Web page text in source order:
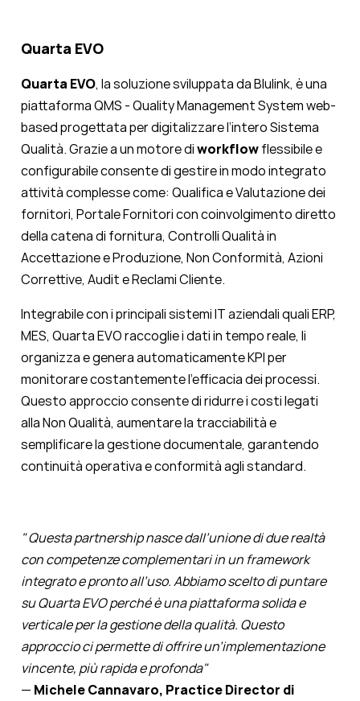
Quarta EVO
Quarta EVO, la soluzione sviluppata da Blulink, è una
piattaforma QMS - Quality Management System web-
based progettata per digitalizzare l’intero Sistema
Qualità. Grazie a un motore diworkflowflessibile e
configurabile consente di gestire in modo integrato
attività complesse come: Qualifica e Valutazione dei
fornitori, Portale Fornitori con coinvolgimento diretto
della catena di fornitura, Controlli Qualità in
Accettazione e Produzione, Non Conformità, Azioni
Correttive, Audit e Reclami Cliente.
Integrabile con i principali sistemi IT aziendali quali ERP,
MES, Quarta EVO raccoglie i dati in tempo reale, li
organizza e genera automaticamente KPI per
monitorare costantemente l'efficacia dei processi.
Questo approccio consente di ridurre i costi legati
alla Non Qualità, aumentare la tracciabilità e
semplificare la gestione documentale, garantendo
continuità operativa e conformità agli standard.
"Questa partnership nasce dall’unione di due realtà
con competenze complementari in un framework
integrato e pronto all’uso. Abbiamo scelto di puntare
su Quarta EVO perché è una piattaforma solida e
verticale per la gestione della qualità. Questo
approccio ci permette di offrire un’implementazione
vincente, più rapida e profonda"
— Michele Cannavaro, Practice Director di